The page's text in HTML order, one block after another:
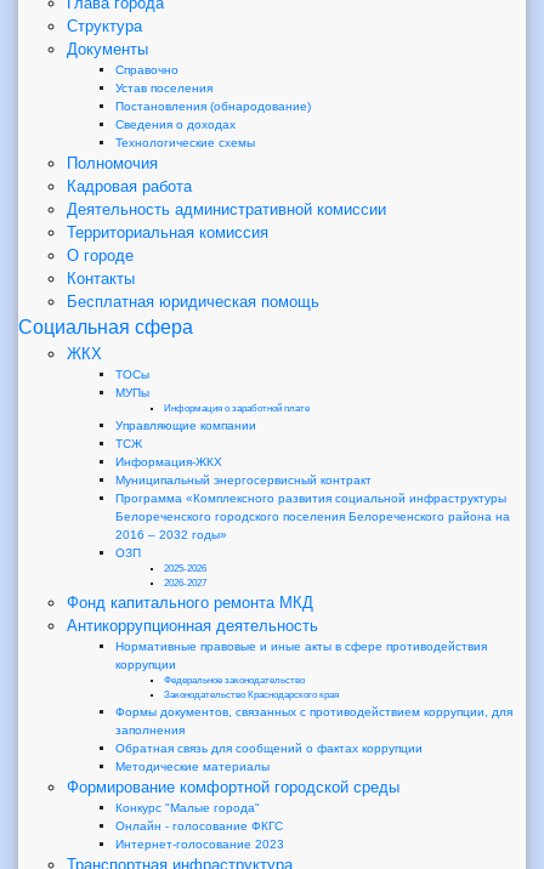
Структура
Документы
Справочно
Устав поселения
Постановления (обнародование)
Сведения о доходах
Технологические схемы
Полномочия
Кадровая работа
Деятельность административной комиссии
Территориальная комиссия
О городе
Контакты
Бесплатная юридическая помощь
Социальная сфера
ЖКХ
ТОСы
МУПы
Информация о заработной плате
Управляющие компании
ТСЖ
Информация-ЖКХ
Муниципальный энергосервисный контракт
Программа «Комплексного развития социальной инфраструктуры
Белореченского городского поселения Белореченского района на
2016 – 2032 годы»
ОЗП
2025-2026
2026-2027
Фонд капитального ремонта МКД
Антикоррупционная деятельность
Нормативные правовые и иные акты в сфере противодействия
коррупции
Федеральное законодательство
Законодательство Краснодарского края
Формы документов, связанных с противодействием коррупции, для
заполнения
Обратная связь для сообщений о фактах коррупции
Методические материалы
Формирование комфортной городской среды
Конкурс "Малые города"
Онлайн - голосование ФКГС
Интернет-голосование 2023
Транспортная инфраструктура